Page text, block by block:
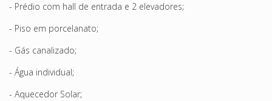
- Prédio com hall de entrada e 2 elevadores;
- Piso em porcelanato;
- Gás canalizado;
- Água individual;
- Aquecedor Solar;